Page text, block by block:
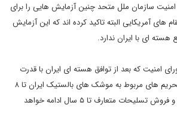
سازمان ملل متحد چنین آزمایش هایی را برای
های آمریکایی البته تاکید کرده اند که این آزمایش
هسته ای با ایران ندارد.
قطعنامه ۲۲۳۱ شورای امنیت که بعد از توافق هسته ای ایران با قدرت
های جهانی تصویب شد، تحریم های مربوط به موشک های بالستیک ایران تا ۸
سال و محدودیت در خرید و فروش تسلیحات متعارف تا ۵ سال ادامه خواهد